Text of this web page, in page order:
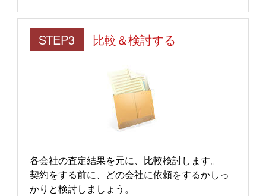
STEP3 比較＆検討する
各会社の査定結果を元に、比較検討します。
契約をする前に、どの会社に依頼をするかしっ
かりと検討しましょう。